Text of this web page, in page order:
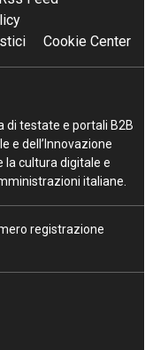
Cookie Center
di testate e portali B2B
e dell’Innovazione
la cultura digitale e
italiane.
registrazione